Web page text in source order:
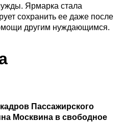
Ярмарка стала
сохранить ее даже после
другим нуждающимся.
Пассажирского
Москвина в свободное